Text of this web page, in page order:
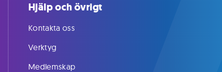
Hjälp och övrigt
Kontakta oss
Verktyg
Medlemskap